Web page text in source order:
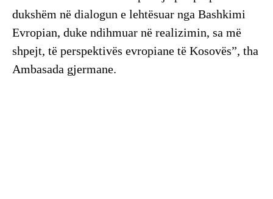
dukshëm në dialogun e lehtësuar nga Bashkimi
Evropian, duke ndihmuar në realizimin, sa më
shpejt, të perspektivës evropiane të Kosovës”, tha
Ambasada gjermane.